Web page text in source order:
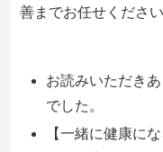
善までお任せくださ
お読みいただき
でした。
【一緒に健康に